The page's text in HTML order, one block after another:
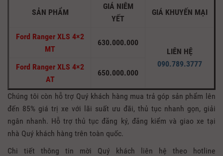
SẢN PHẨM
GIÁ NIÊM
YẾT
GIÁ KHUYẾN MẠI
Ford Ranger XLS 4×2
MT
630.000.000
LIÊN HỆ
090.789.3777
Ford Ranger XLS 4×2
AT
650.000.000
Chúng tôi còn hỗ trợ Quý khách hàng mua trả góp sản phẩm lên
đến 85% giá trị xe với lãi suất ưu đãi, thủ tục nhanh gọn, giải
ngân nhanh. Hỗ trợ thủ tục đăng ký, đăng kiểm và giao xe tại
nhà Quý khách hàng trên toàn quốc.
Chi tiết thông tin mời Quý khách liên hệ theo hotline